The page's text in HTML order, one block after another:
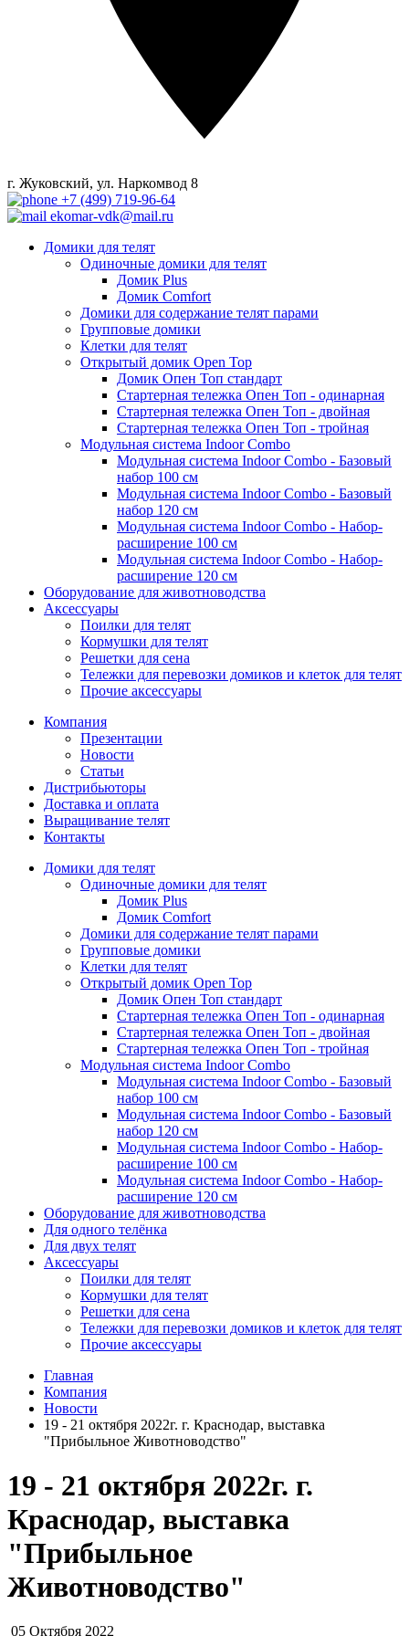
г. Жуковский, ул. Наркомвод 8
+7 (499) 719-96-64
ekomar-vdk@mail.ru
Домики для телят
Одиночные домики для телят
Домик Plus
Домик Comfort
Домики для содержание телят парами
Групповые домики
Клетки для телят
Открытый домик Open Top
Домик Опен Топ стандарт
Стартерная тележка Опен Топ - одинарная
Стартерная тележка Опен Топ - двойная
Стартерная тележка Опен Топ - тройная
Модульная система Indoor Combo
Модульная система Indoor Combo - Базовый
набор 100 см
Модульная система Indoor Combo - Базовый
набор 120 см
Модульная система Indoor Combo - Набор-
расширение 100 см
Модульная система Indoor Combo - Набор-
расширение 120 см
Оборудование для животноводства
Аксессуары
Поилки для телят
Кормушки для телят
Решетки для сена
Тележки для перевозки домиков и клеток для телят
Прочие аксессуары
Компания
Презентации
Новости
Статьи
Дистрибьюторы
Доставка и оплата
Выращивание телят
Контакты
Домики для телят
Одиночные домики для телят
Домик Plus
Домик Comfort
Домики для содержание телят парами
Групповые домики
Клетки для телят
Открытый домик Open Top
Домик Опен Топ стандарт
Стартерная тележка Опен Топ - одинарная
Стартерная тележка Опен Топ - двойная
Стартерная тележка Опен Топ - тройная
Модульная система Indoor Combo
Модульная система Indoor Combo - Базовый
набор 100 см
Модульная система Indoor Combo - Базовый
набор 120 см
Модульная система Indoor Combo - Набор-
расширение 100 см
Модульная система Indoor Combo - Набор-
расширение 120 см
Оборудование для животноводства
Для одного телёнка
Для двух телят
Аксессуары
Поилки для телят
Кормушки для телят
Решетки для сена
Тележки для перевозки домиков и клеток для телят
Прочие аксессуары
Главная
Компания
Новости
19 - 21 октября 2022г. г. Краснодар, выставка
"Прибыльное Животноводство"
19 - 21 октября 2022г. г.
Краснодар, выставка
"Прибыльное
Животноводство"
05 Октября 2022